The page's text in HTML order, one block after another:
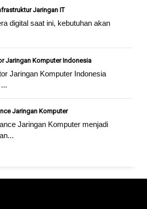
Jaringan IT
digital saat ini, kebutuhan akan
Jaringan Komputer Indonesia
Jaringan Komputer Indonesia
Jaringan Komputer
Jaringan Komputer menjadi